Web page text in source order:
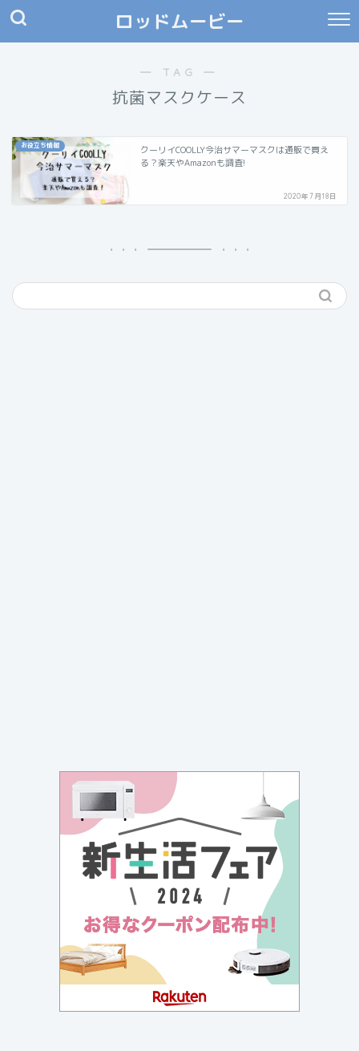
ロッドムービー
― TAG ―
抗菌マスクケース
お役立ち情報
クーリイCOOLLY今治サマーマスクは通販で買え
る？楽天やAmazonも調査!
2020年7月18日